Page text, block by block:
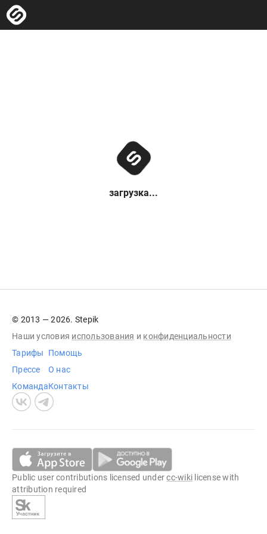
загрузка...
© 2013 — 2026. Stepik
Наши условия использования и конфиденциальности
Тарифы
Прессе
Команда
Помощь
О нас
Контакты
Public user contributions licensed undercc-wiki license with
attribution required